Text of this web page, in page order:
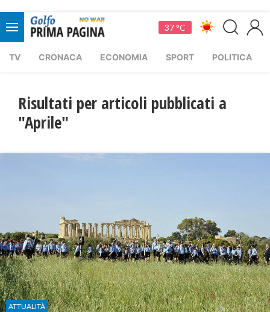
37 °C
TV CRONACA ECONOMIA SPORT POLITICA
Risultati per articoli pubblicati a
"Aprile"
ATTUALITÀ